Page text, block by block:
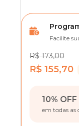
Facilite
R$ 173,00
R$ 155,70
10% OFF
em todas as